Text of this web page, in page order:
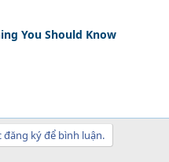
You Should Know
đăng ký để bình luận.